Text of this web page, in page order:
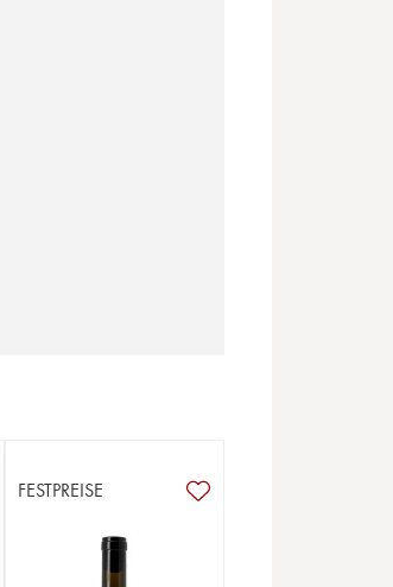
FESTPREISE